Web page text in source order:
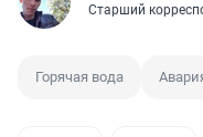
Старший
Горячая вода